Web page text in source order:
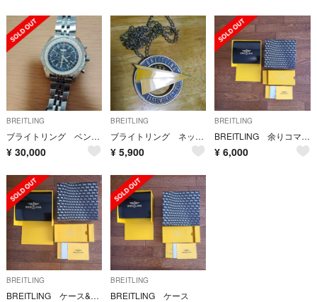
BREITLING
ブライトリング ベントレー
¥ 30,000
BREITLING
ブライトリング ネックレス
¥ 5,900
BREITLING
BREITLING 余りコマ&ケース
¥ 6,000
BREITLING
BREITLING ケース&余りコマ
BREITLING
BREITLING ケース